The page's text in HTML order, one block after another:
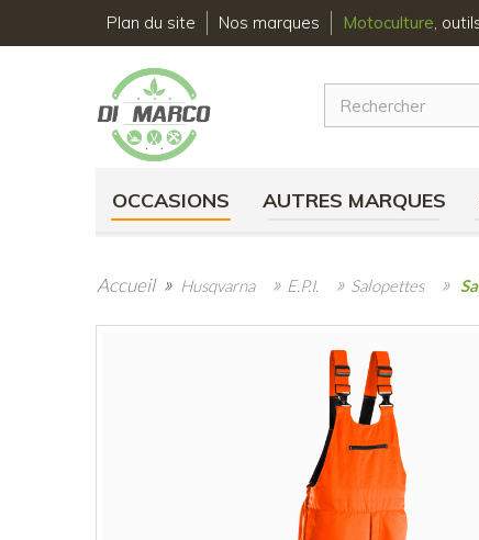
Plan du site Nos marques Motoculture,
OCCASIONS AUTRES MARQUES
Accueil » Husqvarna » E.P.I. » Salopettes »